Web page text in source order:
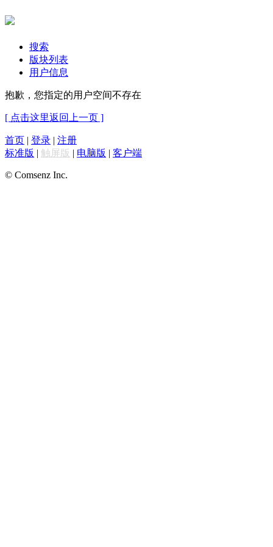
搜索
版块列表
用户信息
抱歉，您指定的用户空间不存在
[ 点击这里返回上一页 ]
首页 | 登录 | 注册
标准版 | 触屏版 | 电脑版 | 客户端
© Comsenz Inc.